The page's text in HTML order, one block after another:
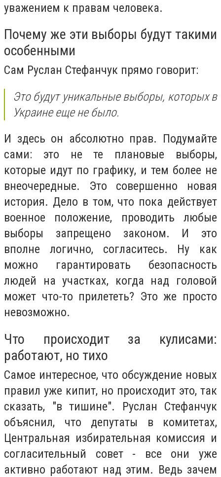
уважением к правам человека.
Почему же эти выборы будут такими
особенными
Сам Руслан Стефанчук прямо говорит:
Это будут уникальные выборы, которых в
Украине еще не было.
И здесь он абсолютно прав. Подумайте
сами: это не те плановые выборы,
которые идут по графику, и тем более не
внеочередные. Это совершенно новая
история. Дело в том, что пока действует
военное положение, проводить любые
выборы запрещено законом. И это
вполне логично, согласитесь. Ну как
можно гарантировать безопасность
людей на участках, когда над головой
может что-то прилететь? Это же просто
невозможно.
Что происходит за кулисами:
работают, но тихо
Самое интересное, что обсуждение новых
правил уже кипит, но происходит это, так
сказать, "в тишине". Руслан Стефанчук
объяснил, что депутаты в комитетах,
Центральная избирательная комиссия и
согласительный совет - все они уже
активно работают над этим. Ведь зачем